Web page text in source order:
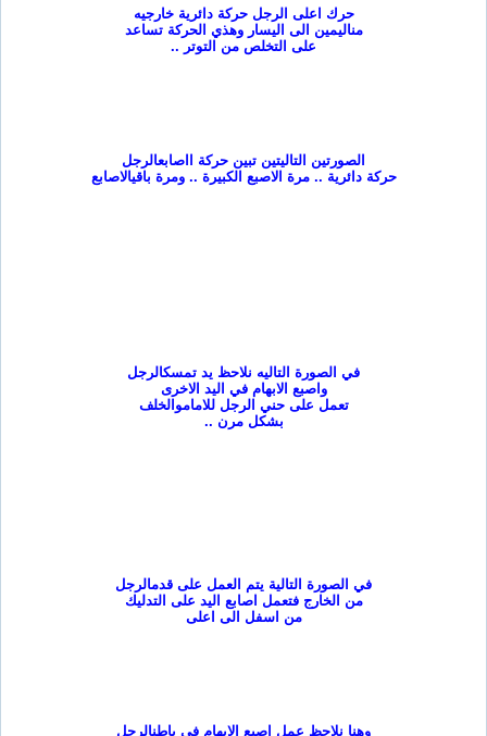
حرك اعلى الرجل حركة دائرية خارجيه
مناليمين الى اليسار وهذي الحركة تساعد
على التخلص من التوتر ..
الصورتين التاليتين تبين حركة ااصابعالرجل
حركة دائرية .. مرة الاصبع الكبيرة .. ومرة باقيالاصابع
في الصورة التاليه نلاحظ يد تمسكالرجل
واصبع الابهام في اليد الاخرى
تعمل على حني الرجل للاماموالخلف
بشكل مرن ..
في الصورة التالية يتم العمل على قدمالرجل
من الخارج فتعمل اصابع اليد على التدليك
من اسفل الى اعلى
وهنا نلاحظ عمل اصبع الابهام في باطنالرجل